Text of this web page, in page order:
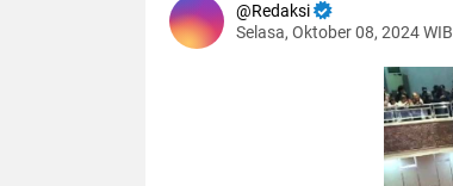
Redaksi
Selasa, Oktober 08, 2024 WIB